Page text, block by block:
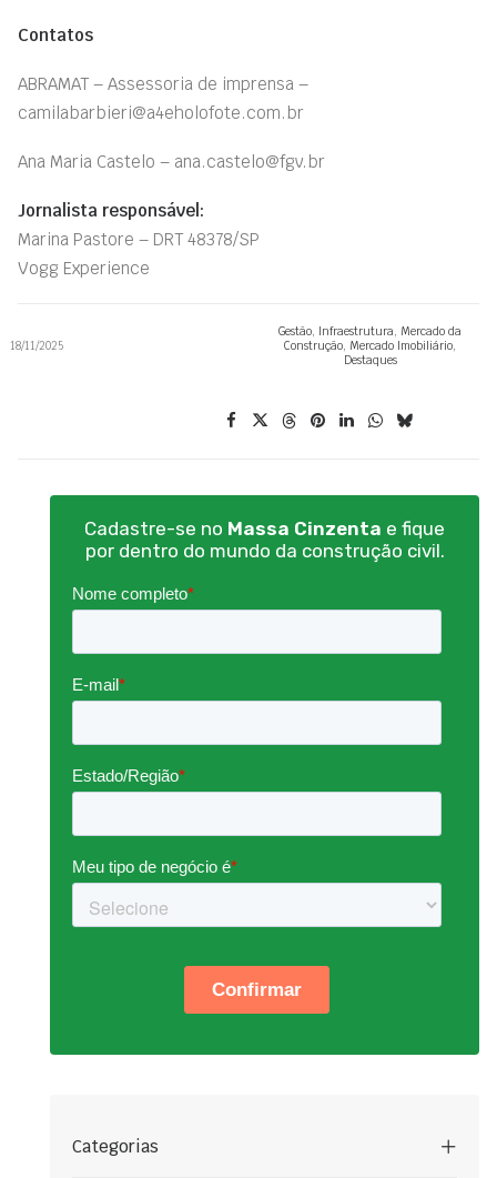
Contatos
ABRAMAT – Assessoria de imprensa –
camilabarbieri@a4eholofote.com.br
Ana Maria Castelo – ana.castelo@fgv.br
Jornalista responsável:
Marina Pastore – DRT 48378/SP
Vogg Experience
18/11/2025
Gestão, Infraestrutura, Mercado da
Construção, Mercado Imobiliário,
Destaques
Cadastre-se no Massa Cinzenta e fique
por dentro do mundo da construção civil.
Categorias